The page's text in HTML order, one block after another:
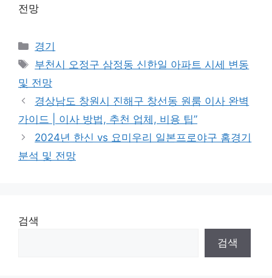
전망
Categories
경기
Tags
부천시 오정구 삼정동 신한일 아파트 시세 변동
및 전망
경상남도 창원시 진해구 창선동 원룸 이사 완벽
가이드 | 이사 방법, 추천 업체, 비용 팁”
2024년 한신 vs 요미우리 일본프로야구 홈경기
분석 및 전망
검색
검색